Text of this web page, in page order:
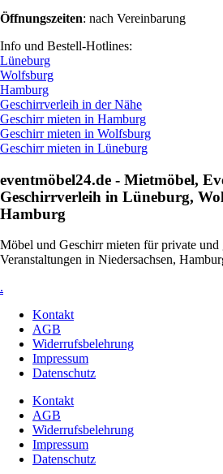
Öffnungszeiten: nach Vereinbarung
Info und Bestell-Hotlines:
Lüneburg
Wolfsburg
Hamburg
Geschirrverleih in der Nähe
Geschirr mieten in Hamburg
Geschirr mieten in Wolfsburg
Geschirr mieten in Lüneburg
eventmöbel24.de - Mietmöbel,
Geschirr­verleih in Lüneburg,
Hamburg
Möbel und Geschirr mieten für private und
Veranstaltungen in Niedersachsen,
.
Kontakt
AGB
Widerrufsbelehrung
Impressum
Datenschutz
Kontakt
AGB
Widerrufsbelehrung
Impressum
Datenschutz